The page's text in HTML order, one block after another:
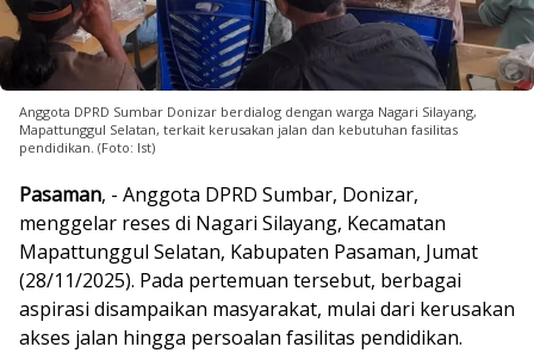
Anggota DPRD Sumbar Donizar berdialog dengan warga Nagari Silayang,
Mapattunggul Selatan, terkait kerusakan jalan dan kebutuhan fasilitas
pendidikan. (Foto: Ist)
Pasaman, - Anggota DPRD Sumbar, Donizar,
menggelar reses di Nagari Silayang, Kecamatan
Mapattunggul Selatan, Kabupaten Pasaman, Jumat
(28/11/2025). Pada pertemuan tersebut, berbagai
aspirasi disampaikan masyarakat, mulai dari kerusakan
akses jalan hingga persoalan fasilitas pendidikan.